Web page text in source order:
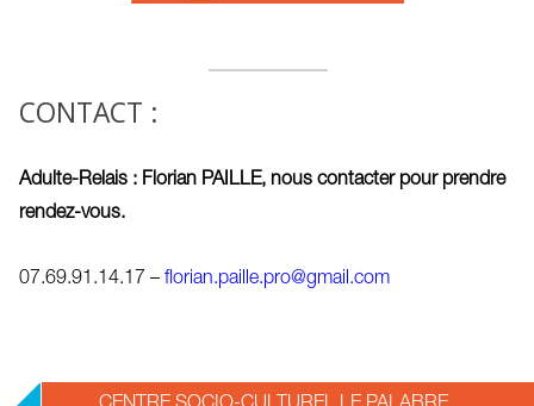
CONTACT :
Adulte-Relais : Florian PAILLE, nous contacter pour prendre
rendez-vous.
07.69.91.14.17 – florian.paille.pro@gmail.com
2025-